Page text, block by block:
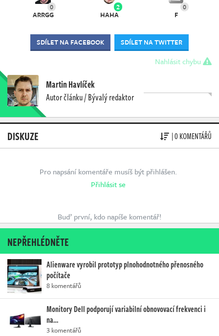
0
ARRGG
2
HAHA
0
F
SDÍLET NA FACEBOOK SDÍLET NA TWITTER
Nahlásit chybu
Martin Havlíček
Autor článku / Bývalý redaktor
DISKUZE | 0 KOMENTÁŘŮ
Pro napsání komentáře musíš být přihlášen.
Přihlásit se
Buď první, kdo napíše komentář!
NEPŘEHLÉDNĚTE
Alienware vyrobil prototyp plnohodnotného přenosného
počítače
8 komentářů
Monitory Dell podporují variabilní obnovovací frekvenci i
na…
3 komentářů